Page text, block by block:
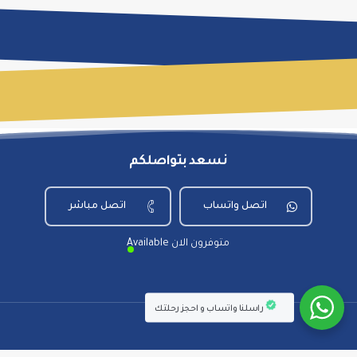
نسعد بتواصلكم
اتصل مباشر اتصل واتساب
Available متوفرون الان
راسلنا واتساب و احجز رحلتك